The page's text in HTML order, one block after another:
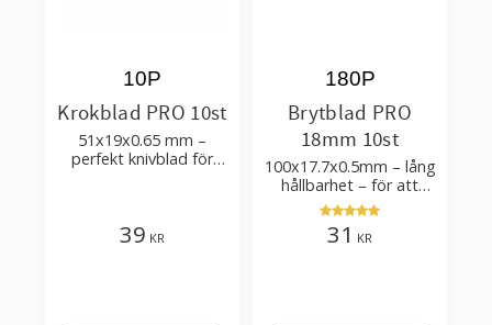
Krokblad PRO 10st
51x19x0.65 mm –
perfekt knivblad för
10P
39 KR
Brytblad PRO
18mm 10st
100x17.7x0.5mm – lång
hållbarhet – för att
skära kartong, tapet
och golvmaterial
180P
31 KR